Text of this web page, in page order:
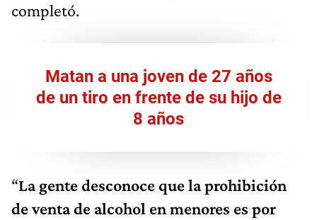
completó.
Matan a una joven de 27 años
de un tiro en frente de su hijo de
8 años
“La gente desconoce que la prohibición
de venta de alcohol en menores es por